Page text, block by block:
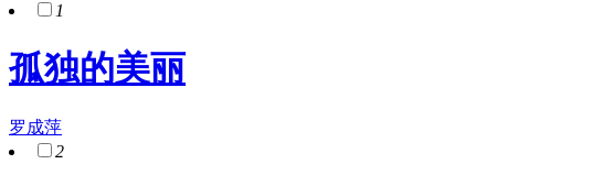
1
孤独的美丽
罗成萍
2